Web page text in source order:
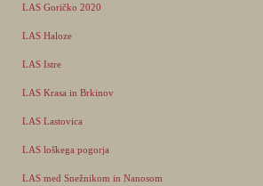
LAS Goričko 2020
LAS Haloze
LAS Istre
LAS Krasa in Brkinov
LAS Lastovica
LAS loškega pogorja
LAS med Snežnikom in Nanosom